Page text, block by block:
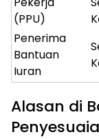
(PPU)
Penerima
Bantuan
Iuran
Alasan di